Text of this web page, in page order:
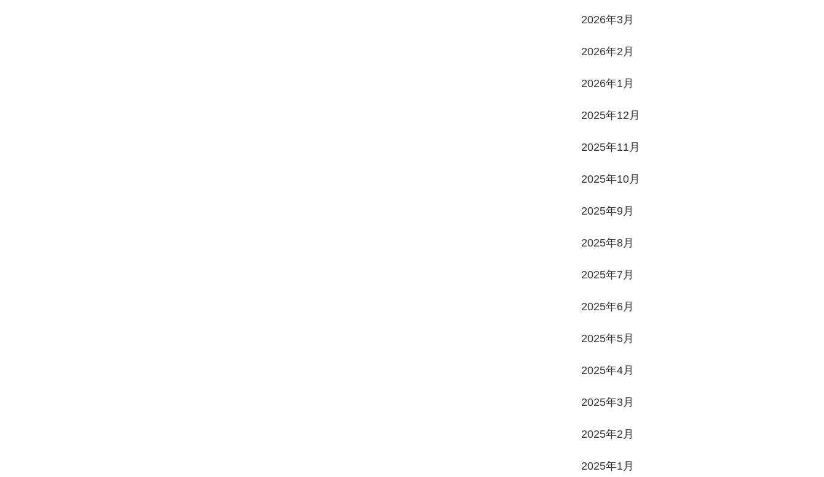
2026年3月
2026年2月
2026年1月
2025年12月
2025年11月
2025年10月
2025年9月
2025年8月
2025年7月
2025年6月
2025年5月
2025年4月
2025年3月
2025年2月
2025年1月